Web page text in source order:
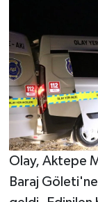
Olay, Aktepe
Baraj